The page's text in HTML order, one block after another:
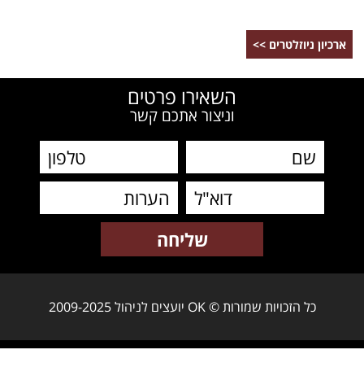
ארכיון ניוזלטרים >>
השאירו פרטים
וניצור אתכם קשר
כל הזכויות שמורות © OK יועצים לניהול 2009-2025